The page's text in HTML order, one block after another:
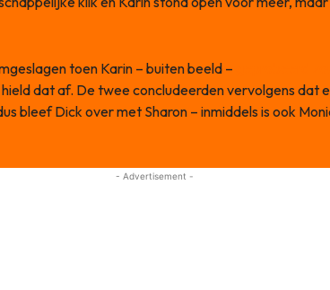
toen Karin – buiten beeld –
hield dat af. De twee concludeerden vervolgens dat
bleef Dick over met Sharon – inmiddels is ook
- Advertisement -